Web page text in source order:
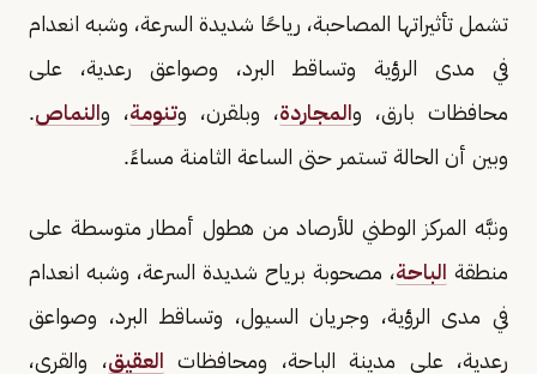
تشمل تأثيراتها المصاحبة، رياحًا شديدة السرعة، وشبه انعدام
في مدى الرؤية وتساقط البرد، وصواعق رعدية، على
محافظات بارق، والمجاردة، وبلقرن، وتنومة، والنماص.
وبين أن الحالة تستمر حتى الساعة الثامنة مساءً.
ونبَّه المركز الوطني للأرصاد من هطول أمطار متوسطة على
منطقة الباحة، مصحوبة برياح شديدة السرعة، وشبه انعدام
في مدى الرؤية، وجريان السيول، وتساقط البرد، وصواعق
رعدية، على مدينة الباحة، ومحافظات العقيق، والقرى،